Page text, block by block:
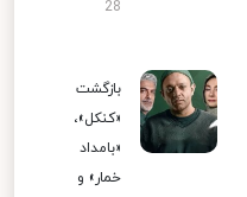
28
بازگشت
«کنکل»،
«بامداد
خمار» و